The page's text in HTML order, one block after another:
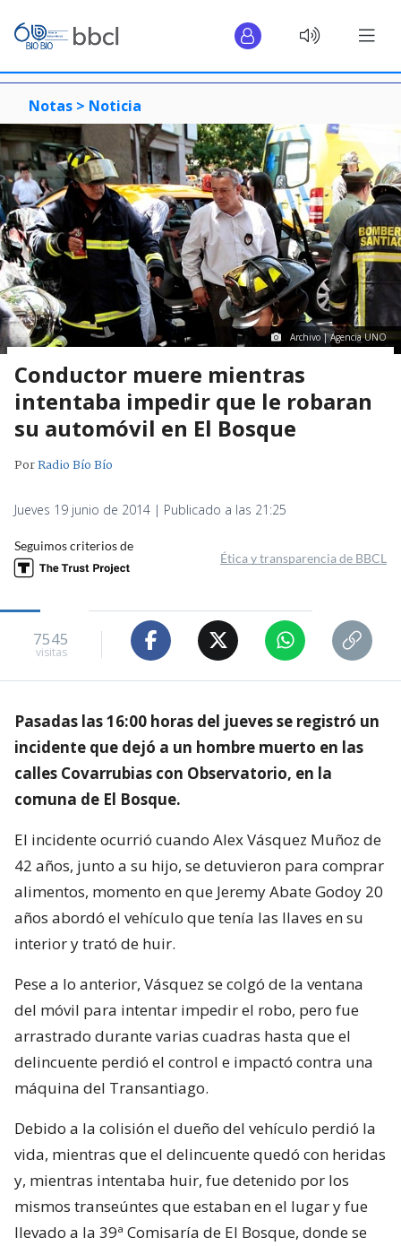
Notas > Noticia
Archivo | Agencia UNO
Conductor muere mientras
intentaba impedir que le robaran
su automóvil en El Bosque
PorRadio Bío Bío
Jueves 19 junio de 2014 | Publicado a las 21:25
Seguimos criterios de
Ética y transparencia de BBCL
7545
visitas
Pasadas las 16:00 horas del jueves se registró un
incidente que dejó a un hombre muerto en las
calles Covarrubias con Observatorio, en la
comuna de El Bosque.
El incidente ocurrió cuando Alex Vásquez Muñoz de
42 años, junto a su hijo, se detuvieron para comprar
alimentos, momento en que Jeremy Abate Godoy 20
años abordó el vehículo que tenía las llaves en su
interior y trató de huir.
Pese a lo anterior, Vásquez se colgó de la ventana
del móvil para intentar impedir el robo, pero fue
arrastrado durante varias cuadras hasta que el
delincuente perdió el control e impactó contra una
máquina del Transantiago.
Debido a la colisión el dueño del vehículo perdió la
vida, mientras que el delincuente quedó con heridas
y, mientras intentaba huir, fue detenido por los
mismos transeúntes que estaban en el lugar y fue
llevado a la 39ª Comisaría de El Bosque, donde se